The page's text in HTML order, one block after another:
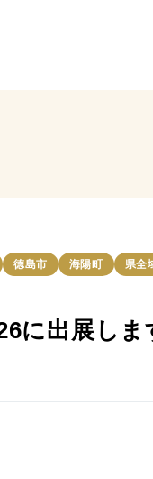
徳島市 海陽町 県全
に出展しま